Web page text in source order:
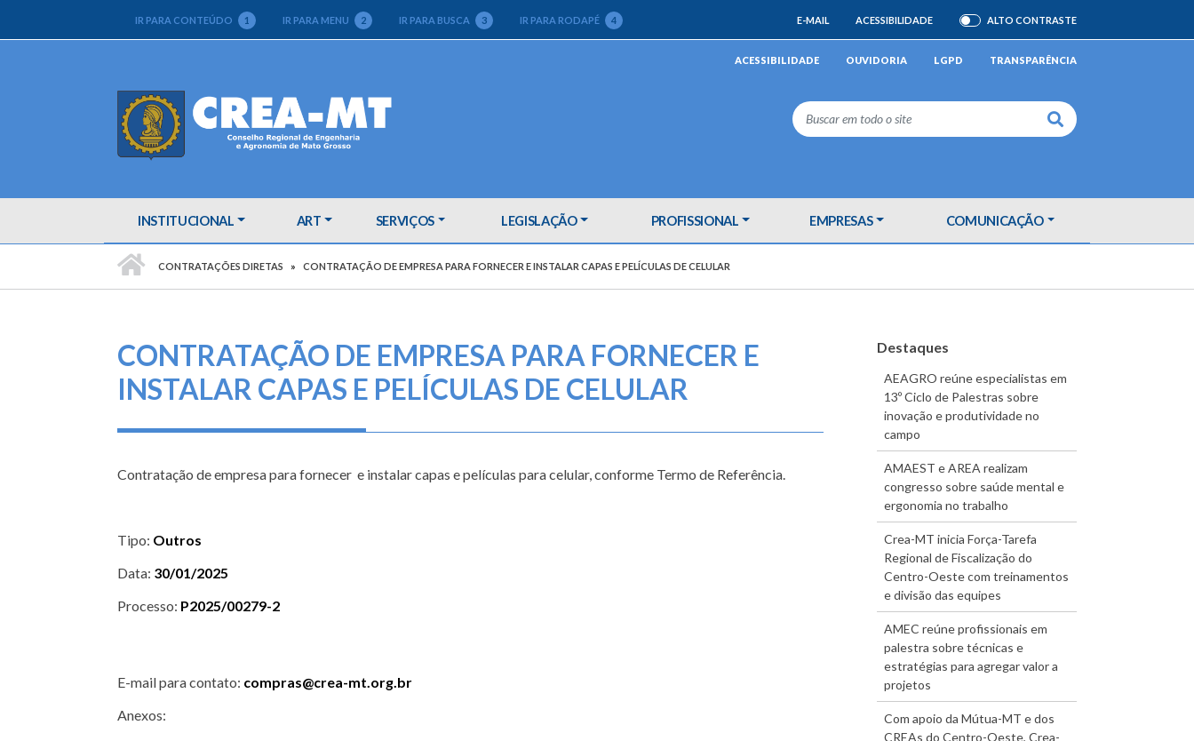
IR PARA CONTEÚDO 1 IR PARA MENU 2 IR PARA BUSCA 3 IR PARA RODAPÉ 4 E-MAIL ACESSIBILIDADE ATIVAR/DESATIVAR
ALTO CONTRASTE
ACESSIBILIDADE OUVIDORIA LGPD TRANSPARÊNCIA
Buscar
INSTITUCIONAL ART SERVIÇOS LEGISLAÇÃO PROFISSIONAL EMPRESAS COMUNICAÇÃO
CONTRATAÇÕES DIRETAS CONTRATAÇÃO DE EMPRESA PARA FORNECER E INSTALAR CAPAS E PELÍCULAS DE CELULAR
CONTRATAÇÃO DE EMPRESA PARA FORNECER E
INSTALAR CAPAS E PELÍCULAS DE CELULAR
Contratação de empresa para fornecer e instalar capas e películas para celular, conforme Termo de Referência.
Tipo: Outros
Data: 30/01/2025
Processo: P2025/00279-2
E-mail para contato: compras@crea-mt.org.br
Anexos:
Destaques
AEAGRO reúne especialistas em
13º Ciclo de Palestras sobre
inovação e produtividade no
campo
AMAEST e AREA realizam
congresso sobre saúde mental e
ergonomia no trabalho
Crea-MT inicia Força-Tarefa
Regional de Fiscalização do
Centro-Oeste com treinamentos
e divisão das equipes
AMEC reúne profissionais em
palestra sobre técnicas e
estratégias para agregar valor a
projetos
Com apoio da Mútua-MT e dos
CREAs do Centro-Oeste, Crea-